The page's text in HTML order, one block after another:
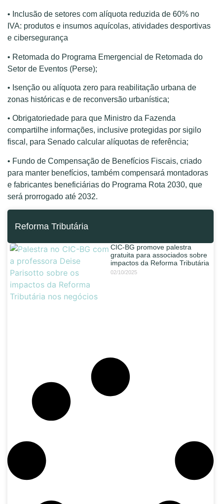
• Inclusão de setores com alíquota reduzida de 60% no
IVA: produtos e insumos aquícolas, atividades desportivas
e cibersegurança
• Retomada do Programa Emergencial de Retomada do
Setor de Eventos (Perse);
• Isenção ou alíquota zero para reabilitação urbana de
zonas históricas e de reconversão urbanística;
• Obrigatoriedade para que Ministro da Fazenda
compartilhe informações, inclusive protegidas por sigilo
fiscal, para Senado calcular alíquotas de referência;
• Fundo de Compensação de Benefícios Fiscais, criado
para manter benefícios, também compensará montadoras
e fabricantes beneficiárias do Programa Rota 2030, que
será prorrogado até 2032.
Reforma Tributária
CIC-BG promove palestra
gratuita para associados sobre
impactos da Reforma Tributária
02/10/2025